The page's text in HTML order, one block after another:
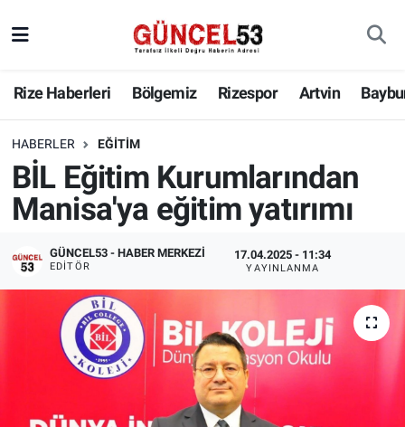
Rize Haberleri Bölgemiz Rizespor Artvin
HABERLER EĞITIM
BİL Eğitim Kurumlarından
Manisa'ya eğitim yatırımı
GÜNCEL53 - HABER MERKEZI
EDITÖR
17.04.2025 - 11:34
YAYINLANMA